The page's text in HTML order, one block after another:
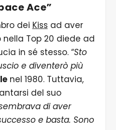
Ace”
dei Kiss ad aver
Top 20 diede ad
in sé stesso. “Sto
e diventerò più
nel 1980. Tuttavia,
del suo
di aver
e basta. Sono